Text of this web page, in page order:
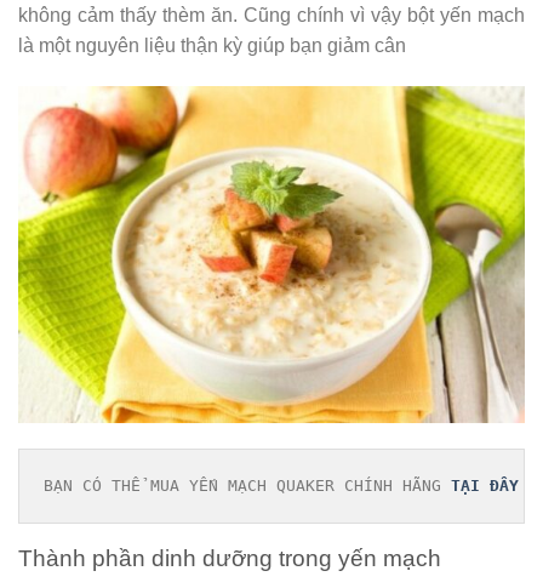
không cảm thấy thèm ăn. Cũng chính vì vậy bột yến mạch
là một nguyên liệu thận kỳ giúp bạn giảm cân
BẠN CÓ THỂ MUA YẾN MẠCH QUAKER CHÍNH HÃNG TẠI ĐÂY
Thành phần dinh dưỡng trong yến mạch